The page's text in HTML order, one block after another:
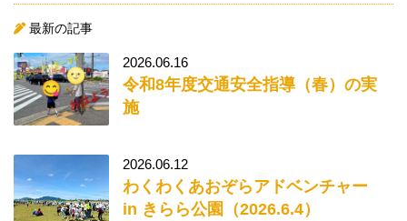
最新の記事
2026.06.16
令和8年度交通安全指導（春）の実
施
2026.06.12
わくわくあおぞらアドベンチャー
in きらら公園（2026.6.4）